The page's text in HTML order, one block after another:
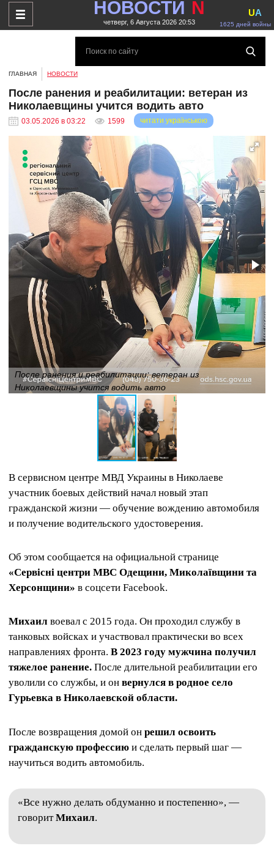
НОВОСТИ N
четверг, 6 Августа 2026 20:53 1625 дней войны
UA
ГЛАВНАЯ НОВОСТИ
После ранения и реабилитации: ветеран из
Николаевщины учится водить авто
03.05.2026 в 03:22 1599 читати українською
После ранения и реабилитации: ветеран из
Николаевщины учится водить авто
В сервисном центре МВД Украины в Николаеве
участник боевых действий начал новый этап
гражданской жизни — обучение вождению автомобиля
и получение водительского удостоверения.
Об этом сообщается на официальной странице
«Сервісні центри МВС Одещини, Миколаївщини та
Херсонщини» в соцсети Facebook.
Михаил воевал с 2015 года. Он проходил службу в
танковых войсках и участвовал практически во всех
направлениях фронта. В 2023 году мужчина получил
тяжелое ранение. После длительной реабилитации его
уволили со службы, и он вернулся в родное село
Гурьевка в Николаевской области.
После возвращения домой он решил освоить
гражданскую профессию и сделать первый шаг —
научиться водить автомобиль.
«Все нужно делать обдуманно и постепенно», —
говоритМихаил.